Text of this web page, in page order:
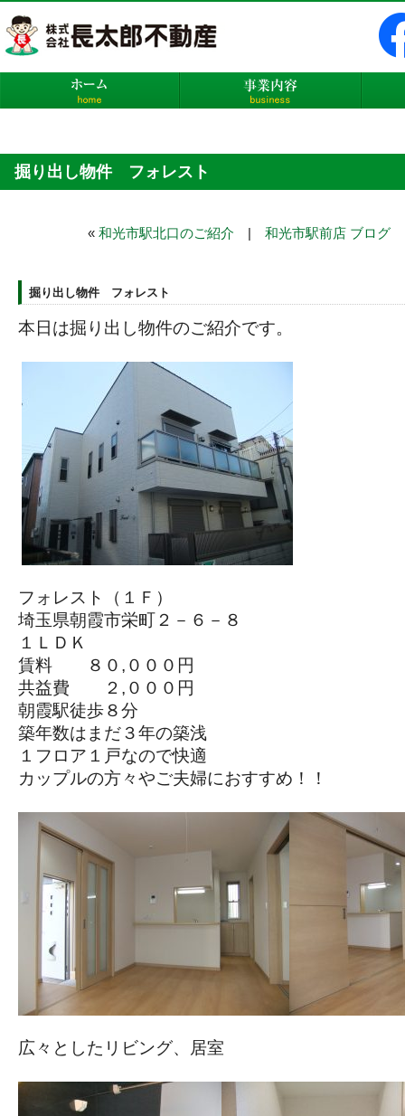
掘り出し物件 フォレスト
« 和光市駅北口のご紹介 | 和光市駅前店 ブログ
掘り出し物件 フォレスト
本日は掘り出し物件のご紹介です。
フォレスト（１Ｆ）
埼玉県朝霞市栄町２－６－８
１ＬＤＫ
賃料 ８０,０００円
共益費 ２,０００円
朝霞駅徒歩８分
築年数はまだ３年の築浅
１フロア１戸なので快適
カップルの方々やご夫婦におすすめ！！
広々としたリビング、居室